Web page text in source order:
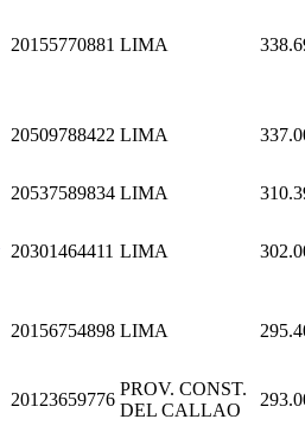
20155770881 LIMA
20509788422 LIMA
20537589834 LIMA
20301464411 LIMA
20156754898 LIMA
20123659776
PROV. CONST.
DEL CALLAO